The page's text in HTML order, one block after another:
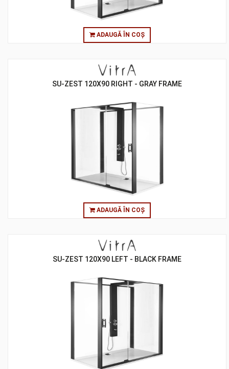
ADAUGĂ ÎN COȘ
SU-ZEST 120X90 RIGHT - GRAY FRAME
ADAUGĂ ÎN COȘ
SU-ZEST 120X90 LEFT - BLACK FRAME